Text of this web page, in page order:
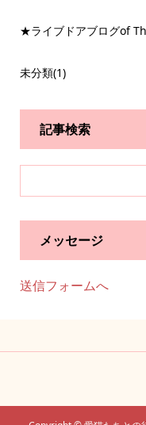
★ライブドアブログof
未分類(1)
記事検索
メッセージ
送信フォームへ